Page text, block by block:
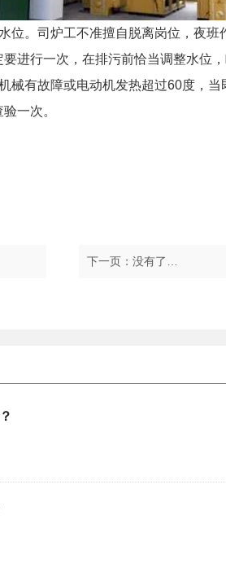
位。司炉工不准擅自脱离岗位，夜班
进行一次，在排污前恰当调整水位，
械有故障或电动机发热超过60度，
一次。
下一页：没有了…